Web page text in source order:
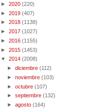
► 2020 (220)
► 2019 (407)
► 2018 (1138)
► 2017 (1027)
► 2016 (1155)
► 2015 (1453)
▼ 2014 (2008)
►diciembre (112)
►noviembre (103)
►octubre (107)
►septiembre (132)
►agosto (164)